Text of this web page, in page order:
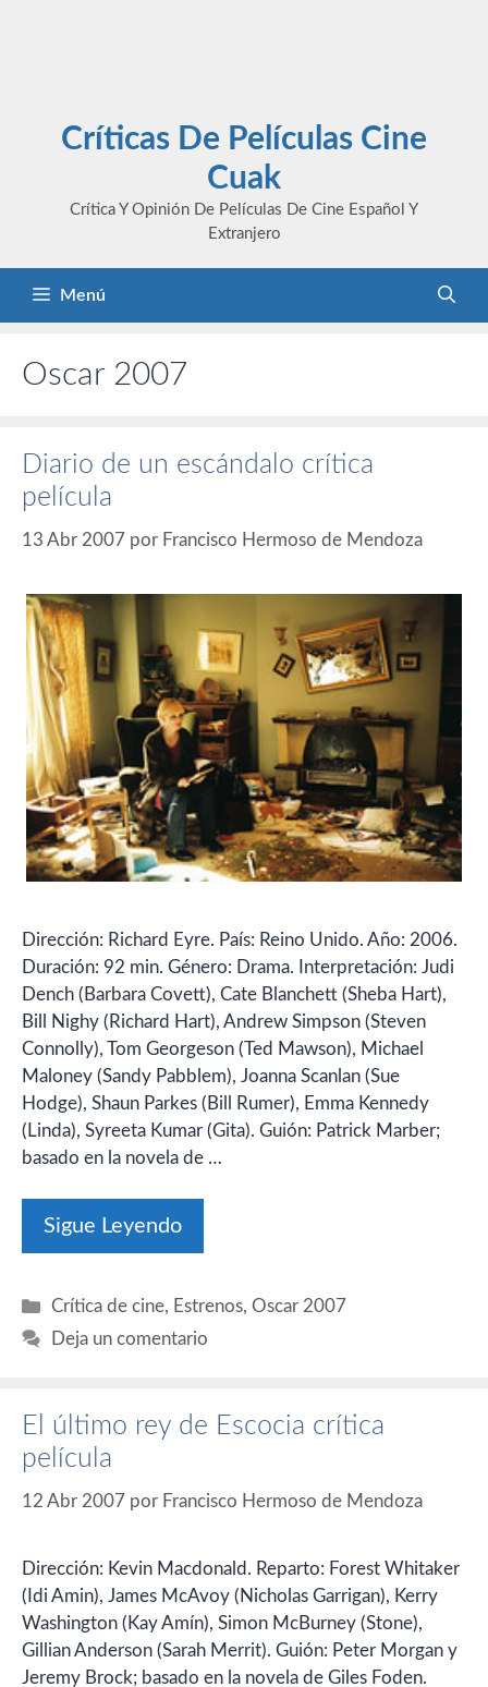
Críticas De Películas Cine
Cuak
Crítica Y Opinión De Películas De Cine Español Y
Extranjero
Menú
Oscar 2007
Diario de un escándalo crítica
película
13 Abr 2007 por Francisco Hermoso de Mendoza
Dirección: Richard Eyre. País: Reino Unido. Año: 2006.
Duración: 92 min. Género: Drama. Interpretación: Judi
Dench (Barbara Covett), Cate Blanchett (Sheba Hart),
Bill Nighy (Richard Hart), Andrew Simpson (Steven
Connolly), Tom Georgeson (Ted Mawson), Michael
Maloney (Sandy Pabblem), Joanna Scanlan (Sue
Hodge), Shaun Parkes (Bill Rumer), Emma Kennedy
(Linda), Syreeta Kumar (Gita). Guión: Patrick Marber;
basado en la novela de …
Sigue Leyendo
Categorías
Crítica de cine, Estrenos,Oscar 2007
Deja un comentario
El último rey de Escocia crítica
película
12 Abr 2007 por Francisco Hermoso de Mendoza
Dirección: Kevin Macdonald. Reparto: Forest Whitaker
(Idi Amin), James McAvoy (Nicholas Garrigan), Kerry
Washington (Kay Amín), Simon McBurney (Stone),
Gillian Anderson (Sarah Merrit). Guión: Peter Morgan y
Jeremy Brock; basado en la novela de Giles Foden.